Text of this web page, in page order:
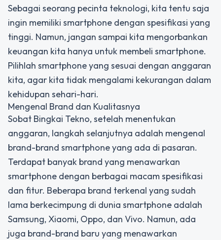
Sebagai seorang pecinta teknologi, kita tentu saja
ingin memiliki smartphone dengan spesifikasi yang
tinggi. Namun, jangan sampai kita mengorbankan
keuangan kita hanya untuk membeli smartphone.
Pilihlah smartphone yang sesuai dengan anggaran
kita, agar kita tidak mengalami kekurangan dalam
kehidupan sehari-hari.
Mengenal Brand dan Kualitasnya
Sobat Bingkai Tekno, setelah menentukan
anggaran, langkah selanjutnya adalah mengenal
brand-brand smartphone yang ada di pasaran.
Terdapat banyak brand yang menawarkan
smartphone dengan berbagai macam spesifikasi
dan fitur. Beberapa brand terkenal yang sudah
lama berkecimpung di dunia smartphone adalah
Samsung, Xiaomi, Oppo, dan Vivo. Namun, ada
juga brand-brand baru yang menawarkan